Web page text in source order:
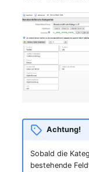
(Organisation)
Zugewiesene
Zugewiesener
Achtung!
Sobald die
bestehende